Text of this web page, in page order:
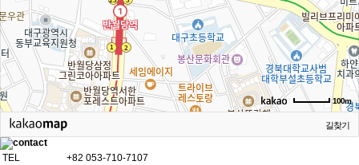
100m
길찾기
TEL
+82 053-710-7107